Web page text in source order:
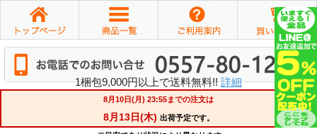
1梱包9,000円以上で送料無料!!詳細